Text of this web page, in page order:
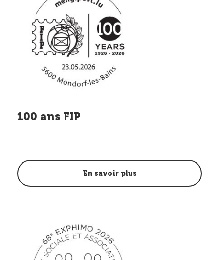
100 ans FIP
En savoir plus